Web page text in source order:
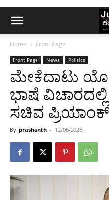
Home Front Page
Front Page News Politics
ಮೇಕೆದಾಟು
ಭಾಷೆ ವಿಚಾರದಲ್ಲಿ
ಸಚಿವ
By prashanth - 12/06/2026